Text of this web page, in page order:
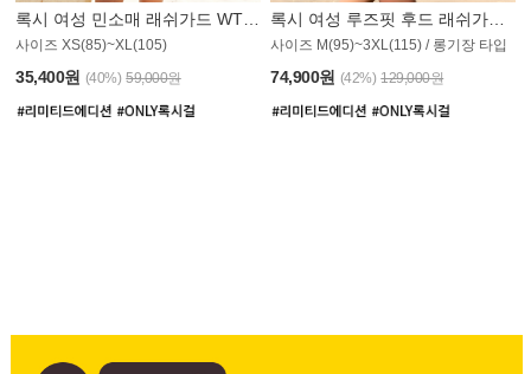
사이즈 XS(85)~XL(105)
35,400원 (40%) 59,000원
사이즈 M(95)~3XL(115) / 롱기장 타입
74,900원 (42%) 129,000원